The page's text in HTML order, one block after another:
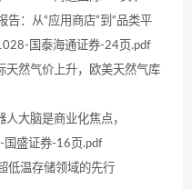
：从“应用商店”到“品类平
国泰海通证券-24页.pdf
天然气价上升，欧美天然气库
大脑是商业化焦点，
国盛证券-16页.pdf
低温存储领域的先行